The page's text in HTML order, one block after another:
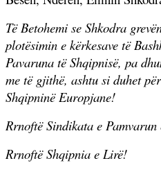
Të Betohemi se Shkodra
plotësimin e kërkesave të
Pavaruna të Shqipnisë, pa
me të gjithë, ashtu si duhet
Shqipninë Europjane!
Rrnoftë Sindikata e Pamvarun
Rrnoftë Shqipnia e Lirë!